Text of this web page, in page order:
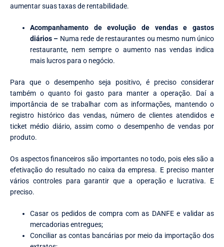
aumentar suas taxas de rentabilidade.
Acompanhamento de evolução de vendas e gastos
diários – Numa rede de restaurantes ou mesmo num único
restaurante, nem sempre o aumento nas vendas indica
mais lucros para o negócio.
Para que o desempenho seja positivo, é preciso considerar
também o quanto foi gasto para manter a operação. Daí a
importância de se trabalhar com as informações, mantendo o
registro histórico das vendas, número de clientes atendidos e
ticket médio diário, assim como o desempenho de vendas por
produto.
Os aspectos financeiros são importantes no todo, pois eles são a
efetivação do resultado no caixa da empresa. E preciso manter
vários controles para garantir que a operação e lucrativa. E
preciso.
Casar os pedidos de compra com as DANFE e validar as
mercadorias entregues;
Conciliar as contas bancárias por meio da importação dos